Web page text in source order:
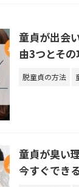
童貞が出会
由3つとそ
脱童貞の方法
童貞が臭い
今すぐでき